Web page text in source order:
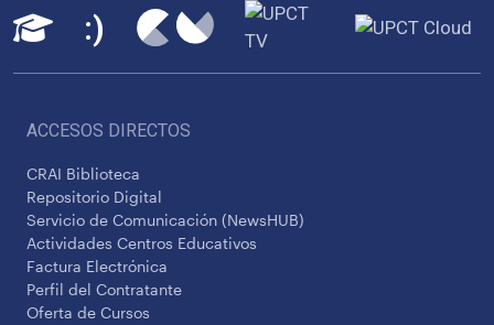
ACCESOS DIRECTOS
CRAI Biblioteca
Repositorio Digital
Servicio de Comunicación (NewsHUB)
Actividades Centros Educativos
Factura Electrónica
Perfil del Contratante
Oferta de Cursos